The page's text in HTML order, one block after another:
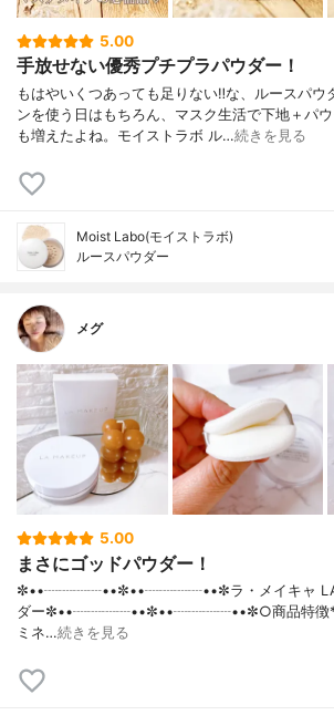
5.00
手放せない優秀プチプラパウダー！
もはやいくつあっても足りない‼︎な、ルースパウ
ンを使う日はもちろん、マスク生活で下地＋パ
も増えたよね。モイストラボ ル…続きを見る
Moist Labo(モイストラボ)
ルースパウダー
メグ
5.00
まさにゴッドパウダー！
✼••┈┈┈┈••✼••┈┈┈┈••✼ラ・メイキャ LA
ダー✼••┈┈┈┈••✼••┈┈┈┈••✼○商品特徴*
ミネ…続きを見る